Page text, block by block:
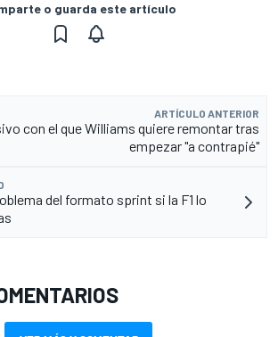
o guarda este artículo
ARTÍCULO ANTERIOR
con el que Williams quiere remontar tras
empezar "a contrapié"
del formato sprint si la F1 lo